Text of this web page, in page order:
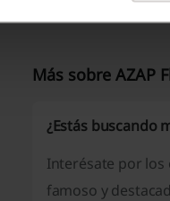
Más sobre AZAP
¿Estás buscando
Interésate por los
famoso y